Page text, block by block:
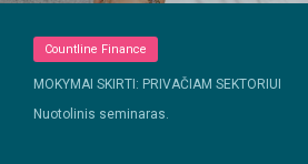
Countline Finance
MOKYMAI SKIRTI: PRIVAČIAM SEKTORIUI
Nuotolinis seminaras.